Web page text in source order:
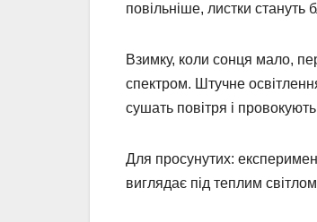
повільніше, листки стануть
Взимку, коли сонця мало,
спектром. Штучне
сушать повітря і
Для просунутих:
виглядає під теплим